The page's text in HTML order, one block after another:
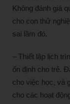
Không đánh giá
cho con thử
sai lầm đó.
– Thiết lập lịch
ổn định cho trẻ.
cho việc học, và
cho các hoạt